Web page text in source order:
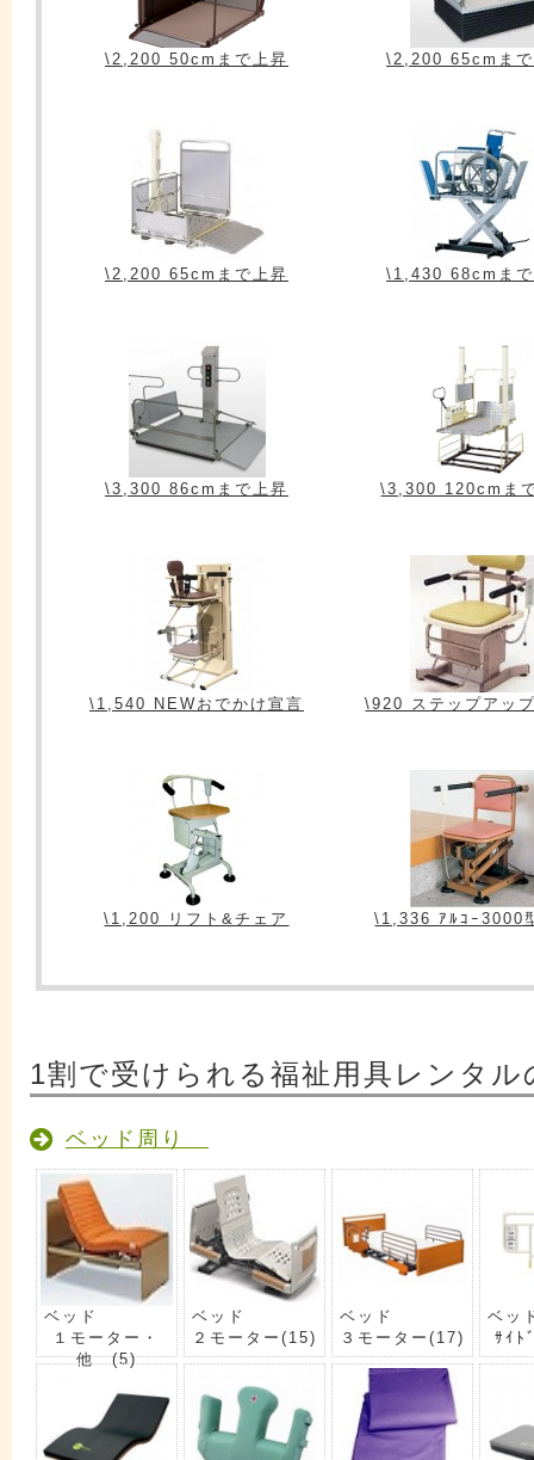
\2,200 50cmまで上昇 \2,200 65cmま
\2,200 65cmまで上昇 \1,430 68cmま
\3,300 86cmまで上昇 \3,300 120cmま
\1,540 NEWおでかけ宣言 \920 ステップアッ
\1,200 リフト&チェア \1,336 ｱﾙｺｰ3000
1割で受けられる福祉用具レンタル
ベッド周り
ベッド
１モーター・
他(5)
ベッド
２モーター (15)
ベッド
３モーター (17)
ベッ
ｻｲﾄ